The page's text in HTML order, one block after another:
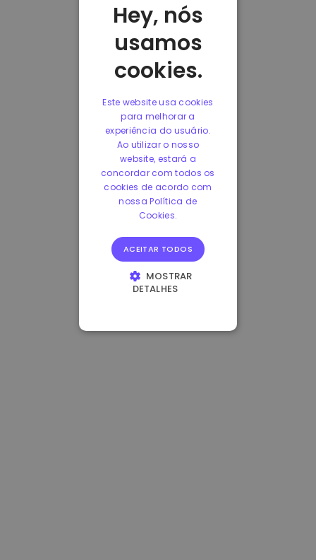
Hey, nós
usamos
cookies.
Este website usa cookies
para melhorar a
experiência do usuário.
Ao utilizar o nosso
website, estará a
concordar com todos os
cookies de acordo com
nossa Política de
Cookies.
ACEITAR TODOS
MOSTRAR
DETALHES